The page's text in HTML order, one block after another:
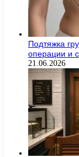
Подтяжка
операции и
21.06.2026